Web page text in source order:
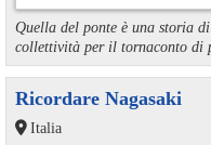
Quella del ponte è una storia
collettività per il tornaconto di
Ricordare Nagasaki
Italia